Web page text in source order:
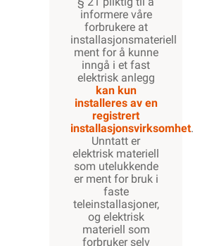
informere våre
forbrukere at
installasjonsmateriell
ment for å kunne
inngå i et fast
elektrisk anlegg
kan kun
installeres av en
registrert
installasjonsvirksomhet.
Unntatt er
elektrisk materiell
som utelukkende
er ment for bruk i
faste
teleinstallasjoner,
og elektrisk
materiell som
forbruker selv